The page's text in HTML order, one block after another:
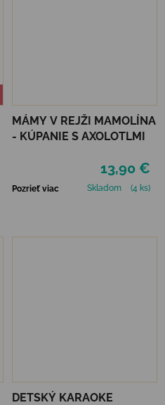
MÁMY V REJŽI MAMOLÍNA
- KÚPANIE S AXOLOTLMI
13,90 €
Pozrieť viac Skladom (4 ks)
DETSKÝ KARAOKE